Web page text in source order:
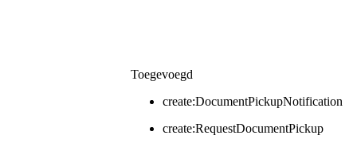
Toegevoegd
create:DocumentPickupNotification
create:RequestDocumentPickup